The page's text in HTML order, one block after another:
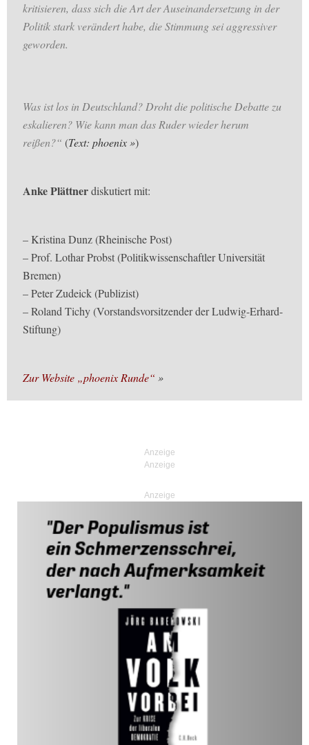
kritisieren, dass sich die Art der Auseinandersetzung in der
Politik stark verändert habe, die Stimmung sei aggressiver
geworden.
Was ist los in Deutschland? Droht die politische Debatte zu
eskalieren? Wie kann man das Ruder wieder herum
reißen?“ (Text: phoenix )
Anke Plättnerdiskutiert mit:
– Kristina Dunz (Rheinische Post)
– Prof. Lothar Probst (Politikwissenschaftler Universität
Bremen)
– Peter Zudeick (Publizist)
– Roland Tichy (Vorstandsvorsitzender der Ludwig-Erhard-
Stiftung)
Zur Website „phoenix Runde“
Anzeige